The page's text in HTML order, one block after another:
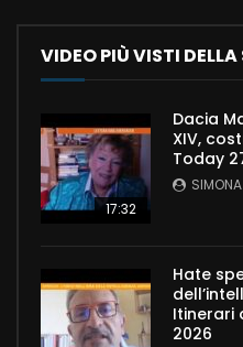
VIDEO PIÙ VISTI
17:32
Dacia
XIV,
Today
Hate
Itinerari
2026